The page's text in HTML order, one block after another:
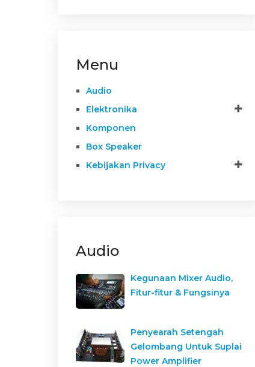
Menu
Audio
Elektronika
Komponen
Box Speaker
Kebijakan Privacy
Audio
Kegunaan Mixer Audio,
Fitur-fitur & Fungsinya
Penyearah Setengah
Gelombang Untuk Suplai
Power Amplifier